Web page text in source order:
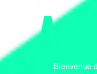
Bienvenue